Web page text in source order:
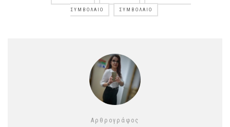
ΣΥΜΒΌΛΑΙΟ ΣΥΜΒΌΛΑΙΟ
Αρθρογράφος